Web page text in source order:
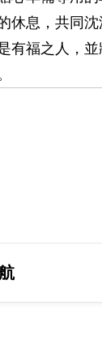
休息，共同
有福之人，